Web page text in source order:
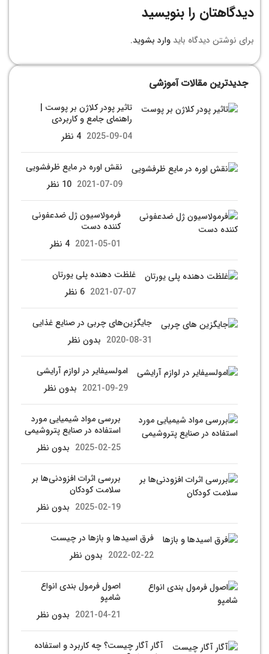
دیدگاهتان را بنویسید
برای نوشتن دیدگاه باید وارد بشوید.
جدیدترین مقالات آموزشی
تاثیر پودر کلاژن بر پوست |
راهنمای جامع و کاربردی
2025-09-04 4 نظر
نقش اوره در مایع ظرفشویی
2021-07-09 10 نظر
فرمولاسیون ژل ضدعفونی
کننده دست
2021-05-01 4 نظر
غلظت دهنده پلی یورتان
2021-07-07 6 نظر
جایگزین‌های چربی در صنایع غذایی
2020-08-31 بدون نظر
امولسیفایر در لوازم آرایشی
2021-09-29 بدون نظر
بررسی مواد شیمیایی مورد
استفاده در صنایع پتروشیمی
2025-02-25 بدون نظر
بررسی اثرات افزودنی‌ها بر
سلامت کودکان
2025-02-19 بدون نظر
فرق اسیدها و بازها در چیست
2022-02-22 بدون نظر
اصول فرمول بندی انواع
شامپو
2021-04-21 بدون نظر
آگار آگار چیست؟ چه کاربرد و استفاده